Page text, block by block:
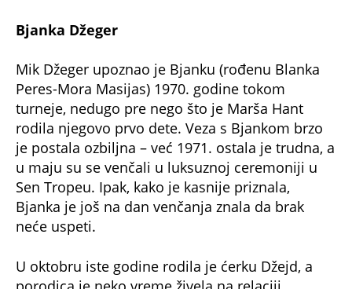
pokušala da ga promeni – naterala ga je da
prestane sa upotrebom droge, nadajući se da će
ga "odviknuti" i od žena.Ubrzo su živeli
zajedno, kupili nekretnine širom sveta i
osnovali porodicu.
Par je 1984. dobio ćerku Elizabet, a godinu dana
kasnije i sina Džejmsa. Tokom druge trudnoće
izgubili su jedno od blizanaca. Iako su Džerinu
Mikove afere (uključujući navodno i vezu s
Karlom Bruni), on ju je ubedio da ostanu